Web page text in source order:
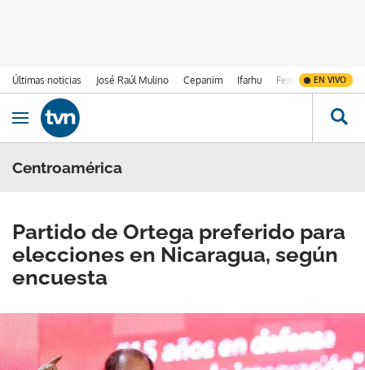
Últimas noticias José Raúl Mulino Cepanim Ifarhu Fenómeno de El
EN VIVO
Ir al contenido
Obrir navegació
Centroamérica
Partido de Ortega preferido para
elecciones en Nicaragua, según
encuesta